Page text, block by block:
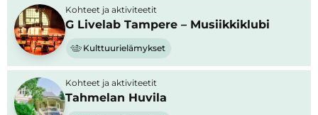
Kohteet ja aktiviteetit
G Livelab Tampere – Musiikkiklubi
Kulttuurielämykset
Kohteet ja aktiviteetit
Tahmelan Huvila